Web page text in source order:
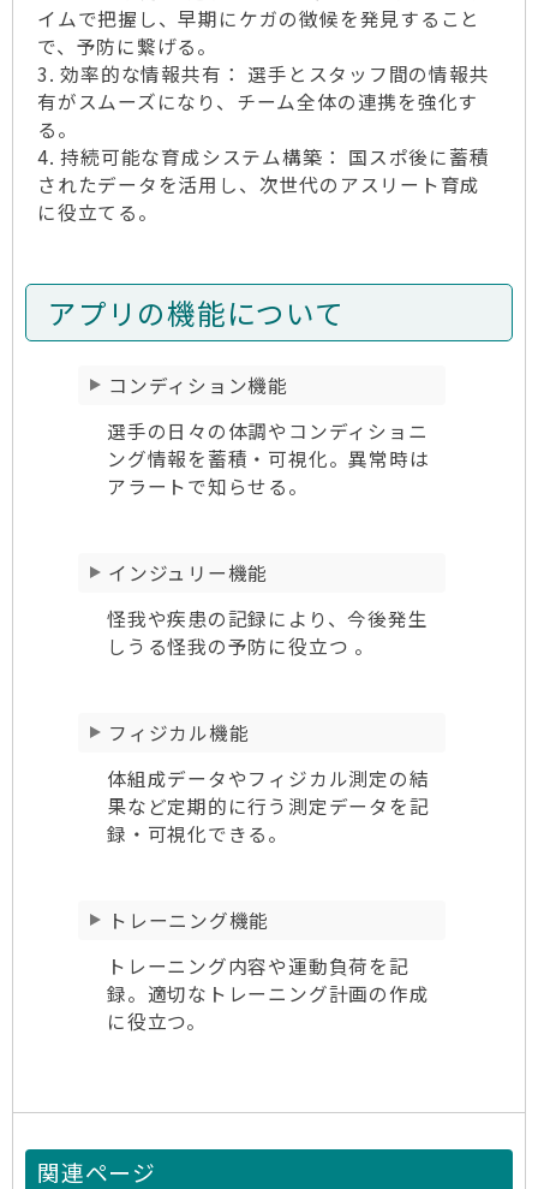
イムで把握し、早期にケガの徴候を発見すること
で、予防に繋げる。
3. 効率的な情報共有： 選手とスタッフ間の情報共
有がスムーズになり、チーム全体の連携を強化す
る。
4. 持続可能な育成システム構築： 国スポ後に蓄積
されたデータを活用し、次世代のアスリート育成
に役立てる。
アプリの機能について
コンディション機能
選手の日々の体調やコンディショニ
ング情報を蓄積・可視化。異常時は
アラートで知らせる。
インジュリー機能
怪我や疾患の記録により、今後発生
しうる怪我の予防に役立つ 。
フィジカル機能
体組成データやフィジカル測定の結
果など定期的に行う測定データを記
録・可視化できる。
トレーニング機能
トレーニング内容や運動負荷を記
録。適切なトレーニング計画の作成
に役立つ。
関連ページ